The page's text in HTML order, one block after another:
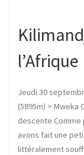
l’Afrique
Jeudi 30
(5895m) > Mweka
descente Comme
avons fait une
littéralement